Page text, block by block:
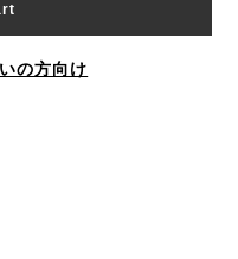
の方向け